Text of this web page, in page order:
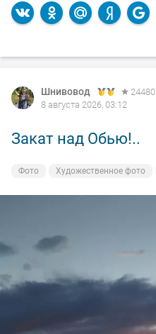
Шнивовод
24480
8 августа 2026, 03:12
Закат над Обью!..
Фото Художественное фото